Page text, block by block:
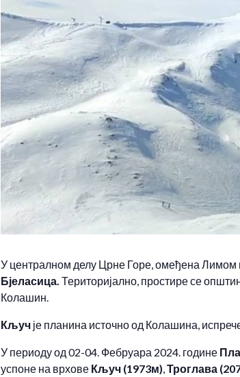
У централном делу Црне Горе, омеђена Лимом
Бјеласица. Територијално, простире се
Колашин.
Кључ је планина источно од Колашина,
У периоду од 02-04. Фебруара 2024. године
успоне на врхове Кључ (1973м) ,Троглава